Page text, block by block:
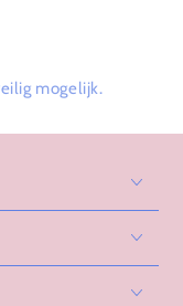
mogelijk.